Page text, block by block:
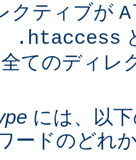
クティブが
.htaccess
てのディレ
には、以
ードのどれ